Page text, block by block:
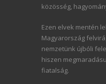
közösség,
Ezen elvek mentén
Magyarország
nemzetünk újbóli
hiszen
fiatalság.